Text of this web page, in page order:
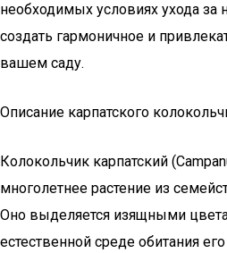
необходимых условиях ухода
создать гармоничное и
вашем саду.
Описание карпатского
Колокольчик карпатский
многолетнее растение из
Оно выделяется изящными
естественной среде обитания